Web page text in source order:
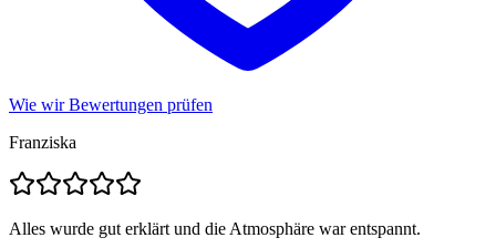
Wie wir Bewertungen prüfen
Franziska
Alles wurde gut erklärt und die Atmosphäre war entspannt.